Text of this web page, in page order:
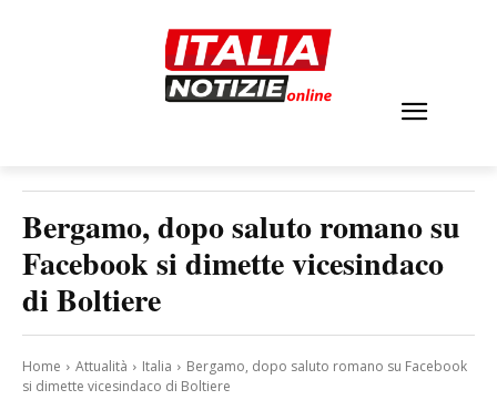
Bergamo, dopo saluto romano su
Facebook si dimette vicesindaco
di Boltiere
Home Attualità Italia
Bergamo, dopo saluto romano su Facebook
si dimette vicesindaco di Boltiere